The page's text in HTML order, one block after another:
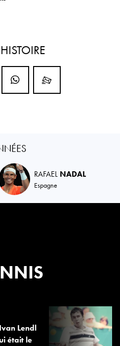
RAFAEL NADAL
Espagne
Lendl
était le